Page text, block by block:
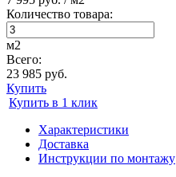
Количество товара:
м2
Всего:
23 985 руб.
Купить
Купить в 1 клик
Характеристики
Доставка
Инструкции по монтажу